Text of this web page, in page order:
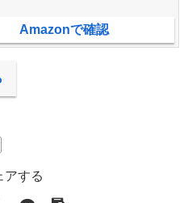
Amazonで確認
アする